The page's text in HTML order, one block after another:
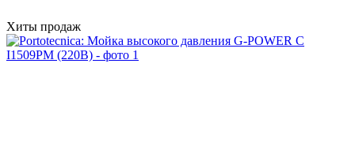
Хиты продаж